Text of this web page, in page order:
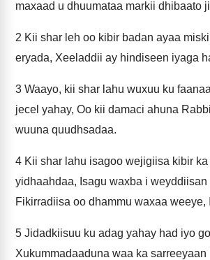
maxaad u dhuumataa markii dhibaato
2 Kii shar leh oo kibir badan ayaa
eryada, Xeeladdii ay hindiseen iyaga
3 Waayo, kii shar lahu wuxuu ku
jecel yahay, Oo kii damaci ahuna
wuuna quudhsadaa.
4 Kii shar lahu isagoo wejigiisa kibir
yidhaahdaa, Isagu waxba i weyddiisan
Fikirradiisa oo dhammu waxaa weeye,
5 Jidadkiisuu ku adag yahay had iyo
Xukummadaaduna waa ka sarreeyaan